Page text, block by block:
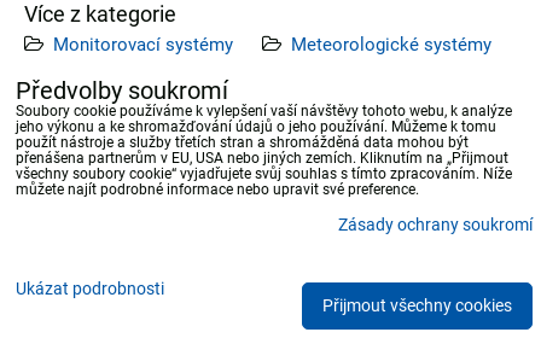
Více z kategorie
Monitorovací systémy
Meteorologické systémy
Předchozí produkt Následující produkt
ByznysWeb.cz
Předvolby soukromí
Soubory cookie používáme k vylepšení vaší návštěvy tohoto webu, k analýze
jeho výkonu a ke shromažďování údajů o jeho používání. Můžeme k tomu
použít nástroje a služby třetích stran a shromážděná data mohou být
přenášena partnerům v EU, USA nebo jiných zemích. Kliknutím na „Přijmout
všechny soubory cookie“ vyjadřujete svůj souhlas s tímto zpracováním. Níže
můžete najít podrobné informace nebo upravit své preference.
Zásady ochrany soukromí
Ukázat podrobnosti
Přijmout všechny cookies